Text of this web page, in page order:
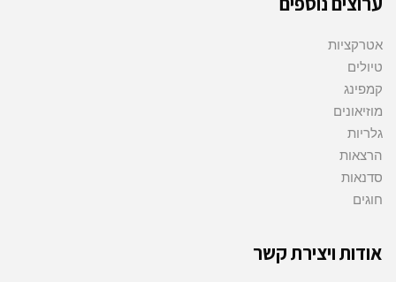
אטרקציות
טיולים
קמפינג
מוזיאונים
גלריות
הרצאות
סדנאות
חוגים
אודות ויצירת קשר